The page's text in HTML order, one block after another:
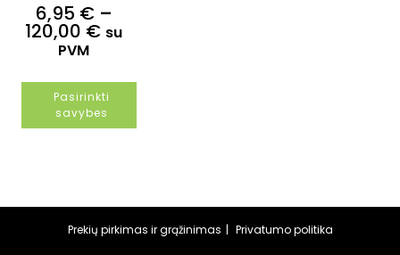
6,95 € –
120,00 €Price
range:
120,00 €
su
PVM
Pasirinkti
savybes
This
options
may
be
Prekių pirkimas ir grąžinimas Privatumo politika